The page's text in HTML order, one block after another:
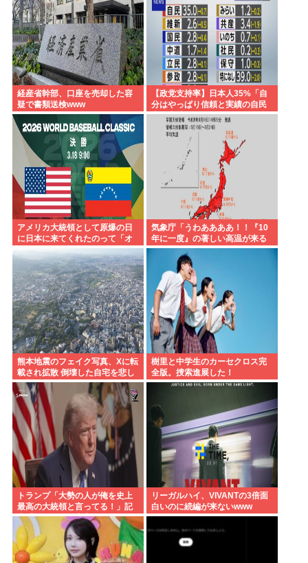
経産省幹部、口座を売却した容
疑で書類送検www
【政党支持率】日本人35%「自
分はやっぱり信頼と実績の自民
党を支持します」
アメリカ大統領として原爆の日
に日本に来てくれたのって「オ
バマ」さんだけだよね…
気象庁「うわああああ！！『10
年に一度』の著しい高温が来る
ぞ！！ヤバい今回はヤバ
い！！」
熊本地震のフェイク写真、Xに転
載され拡散 倒壊した自宅を悲し
む顔を、笑顔でピースサインに
AI加工
樹里と中学生のカーセクロス完
全版。捜索進展した！
トランプ「大勢の人が俺を史上
最高の大統領と言ってる！」記
者「誰もそんな事言ってない
よ」トランプ「… 」ビキビキ
リーガルハイ、VIVANTの3倍面
白いのに続編が来ないwww